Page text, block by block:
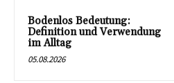
Bodenlos Bedeutung:
Definition und Verwendung
im Alltag
05.08.2026